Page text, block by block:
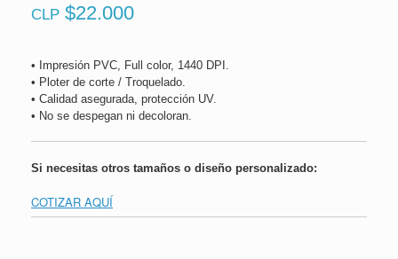
CLP $22.000
• Impresión PVC, Full color, 1440 DPI.
• Ploter de corte / Troquelado.
• Calidad asegurada, protección UV.
• No se despegan ni decoloran.
Si necesitas otros tamaños o diseño personalizado:
COTIZAR AQUÍ